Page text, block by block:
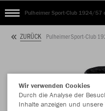
Pulheimer Sport-Club 1924/57
ZURÜCK Pulheimer Sport-Club
Wir verwenden Cookies
Durch die Analyse der
Inhalte anzeigen und